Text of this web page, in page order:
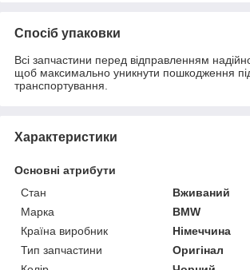
Спосіб упаковки
Всі запчастини перед відправленням
щоб максимально уникнути пошкодження
транспортування.
Характеристики
Основні атрибути
Стан
Вживаний
Марка
BMW
Країна виробник
Німеччина
Тип запчастини
Оригінал